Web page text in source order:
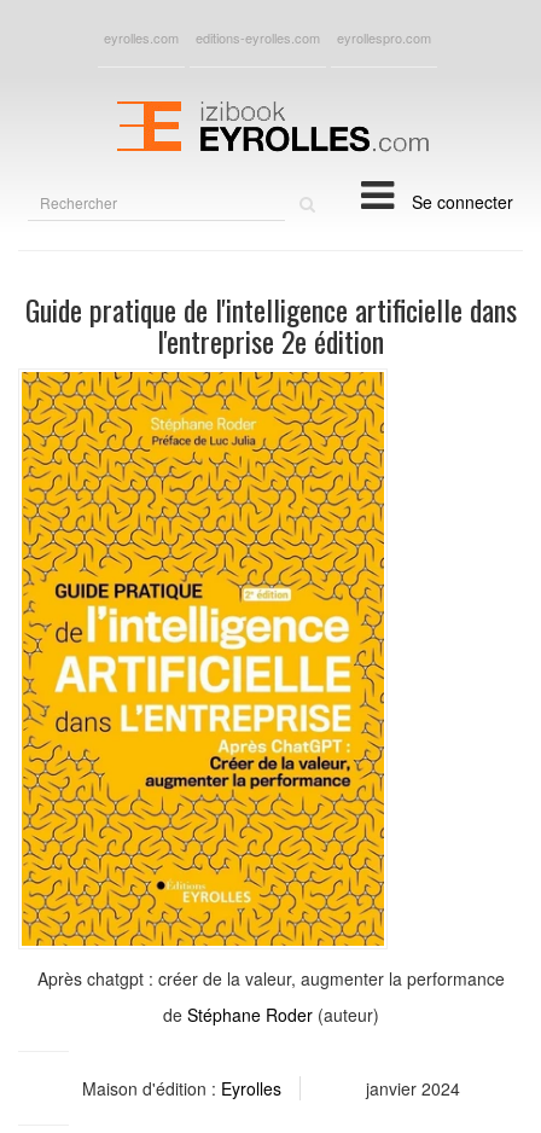
eyrolles.com editions-eyrolles.com eyrollespro.com
Se connecter
Guide pratique de l'intelligence artificielle dans
l'entreprise 2e édition
Après chatgpt : créer de la valeur, augmenter la performance
de Stéphane Roder(auteur)
Maison d'édition : Eyrolles janvier 2024